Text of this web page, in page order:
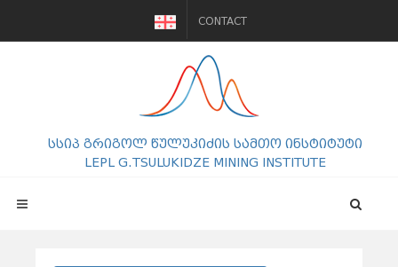
CONTACT
სსიპ გრიგოლ წულუკიძის სამთო ინსტიტუტი
LEPL G.TSULUKIDZE MINING INSTITUTE